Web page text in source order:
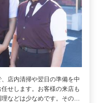
店内清掃や翌日の準備を中
せします。お客様の来店も
などは少なめです。その…